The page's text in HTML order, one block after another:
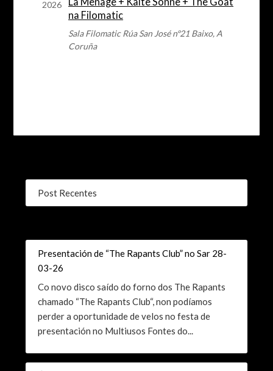
2026
na Filomatic
Sala FilomaticRúa San José nº21 Baixo, A
Coruña
Post Recentes
Presentación de “The Rapants Club” no Sar 28-
03-26
Co novo disco saído do forno dos The Rapants
chamado “The Rapants Club“, non podíamos
perder a oportunidade de velos no festa de
presentación no Multiusos Fontes do...